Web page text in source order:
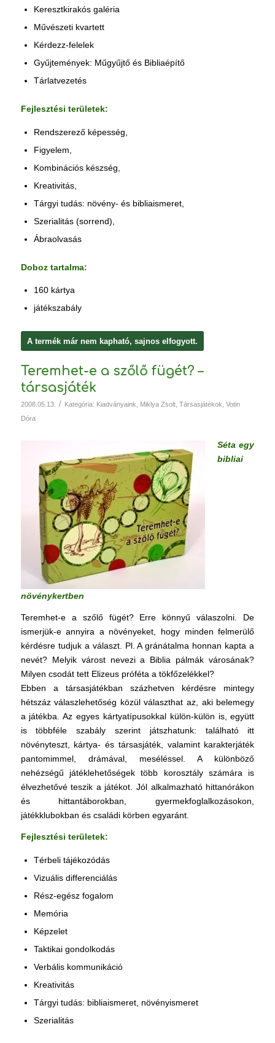
Keresztkirakós galéria
Művészeti kvartett
Kérdezz-felelek
Gyűjtemények: Műgyűjtő és Bibliaépítő
Tárlatvezetés
Fejlesztési területek:
Rendszerező képesség,
Figyelem,
Kombinációs készség,
Kreativitás,
Tárgyi tudás: növény- és bibliaismeret,
Szerialitás (sorrend),
Ábraolvasás
Doboz tartalma:
160 kártya
játékszabály
A termék már nem kapható, sajnos elfogyott.
Teremhet-e a szőlő fügét? –
társasjáték
2008.05.13. / Kategória: Kiadványaink Miklya Zsolt, Társasjátékok Votin
Dóra
Séta egy
bibliai
növénykertben
Teremhet-e a szőlő fügét? Erre könnyű válaszolni. De
ismerjük-e annyira a növényeket, hogy minden felmerülő
kérdésre tudjuk a választ. Pl. A gránátalma honnan kapta a
nevét? Melyik várost nevezi a Biblia pálmák városának?
Milyen csodát tett Elizeus próféta a tökfőzelékkel?
Ebben a társasjátékban százhetven kérdésre mintegy
hétszáz válaszlehetőség közül választhat az, aki belemegy
a játékba. Az egyes kártyatípusokkal külön-külön is, együtt
is többféle szabály szerint játszhatunk: található itt
növényteszt, kártya- és társasjáték, valamint karakterjáték
pantomimmel, drámával, meséléssel. A különböző
nehézségű játéklehetőségek több korosztály számára is
élvezhetővé teszik a játékot. Jól alkalmazható hittanórákon
és hittantáborokban, gyermekfoglalkozásokon,
játékklubokban és családi körben egyaránt.
Fejlesztési területek:
Térbeli tájékozódás
Vizuális differenciálás
Rész-egész fogalom
Memória
Képzelet
Taktikai gondolkodás
Verbális kommunikáció
Kreativitás
Tárgyi tudás: bibliaismeret, növényismeret
Szerialitás